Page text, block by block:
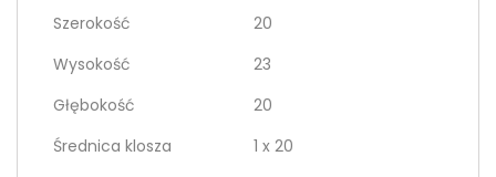
Szerokość
20
Wysokość
23
Głębokość
20
Średnica klosza
1 x 20